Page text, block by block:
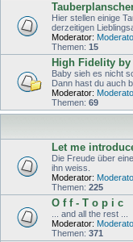
Hier stellen einige
derzeitigen
Moderator:
Themen: 15
High Fidelity by
Baby sieh es nicht
Dann hast du auch
Moderator:
Themen: 69
Let me
Die Freude über
ihn weiss.
Moderator:
Themen: 225
O f f - T o p i c
... and all the rest ...
Moderator:
Themen: 371